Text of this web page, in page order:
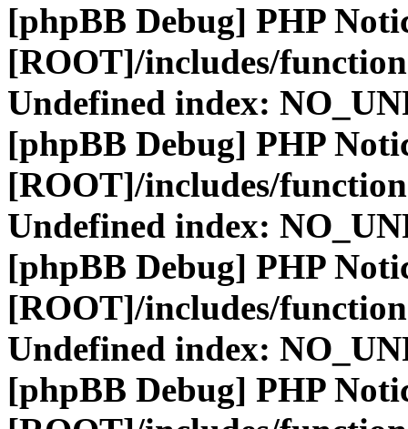
[phpBB Debug] PHP
[ROOT]/includes/
Undefined index:
[phpBB Debug] PHP
[ROOT]/includes/
Undefined index:
[phpBB Debug] PHP
[ROOT]/includes/
Undefined index:
[phpBB Debug] PHP